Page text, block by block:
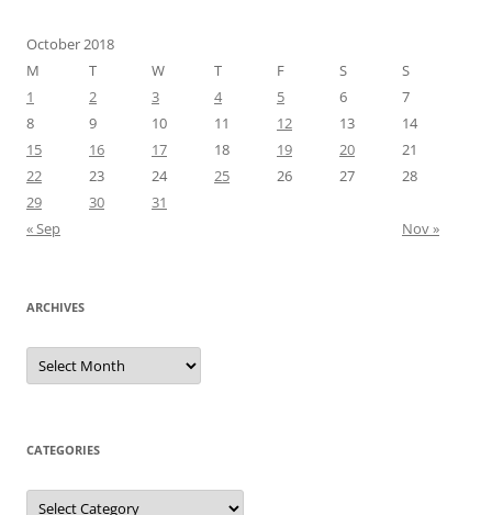
October 2018
M
T W T F S
S
1
2 3 4 5 6
7
8
9 10 11 12 13
14
15
16 17 18 19 20
21
22
23 24 25 26 27
28
29
30
31
« Sep
Nov »
ARCHIVES
Archives
CATEGORIES
Categories